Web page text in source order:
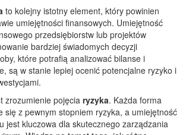
to kolejny istotny element, który powinien
umiejętności finansowych. Umiejętność
przedsiębiorstw lub projektów
bardziej świadomych decyzji
które potrafią analizować bilanse i
są w stanie lepiej ocenić potencjalne ryzyko i
zrozumienie pojęcia ryzyka. Każda forma
się z pewnym stopniem ryzyka, a umiejętność
jest kluczowa dla skutecznego zarządzania